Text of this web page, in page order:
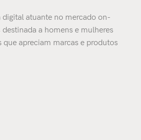
digital atuante no mercado on-
a homens e mulheres
que apreciam marcas e produtos